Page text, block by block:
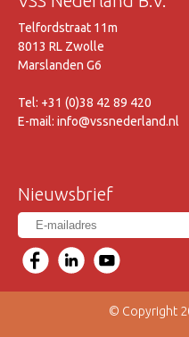
Telfordstraat 11m
8013 RL Zwolle
Marslanden G6
Tel: +31 (0)38 42 89 420
E-mail: info@vssnederland.nl
Nieuwsbrief
© Copyright